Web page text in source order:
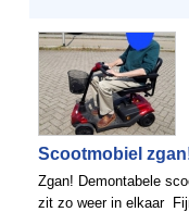
Scootmobiel
Zgan! Demontabele
zit zo weer in elkaar